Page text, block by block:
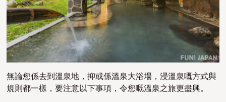
無論您係去到溫泉地，抑或係溫泉大浴場，浸溫泉嘅方式與
規則都一樣，要注意以下事項，令您嘅溫泉之旅更盡興。